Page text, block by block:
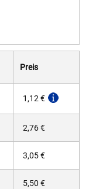
Preis
1,12 €
2,76 €
3,05 €
5,50 €